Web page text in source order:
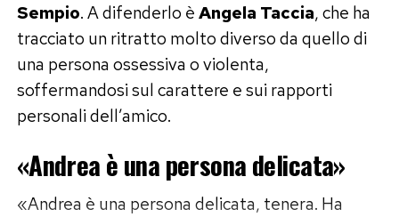
Sempio. A difenderlo èAngela Taccia, che ha
tracciato un ritratto molto diverso da quello di
una persona ossessiva o violenta,
soffermandosi sul carattere e sui rapporti
personali dell’amico.
«Andrea è una persona delicata»
«Andrea è una persona delicata, tenera. Ha